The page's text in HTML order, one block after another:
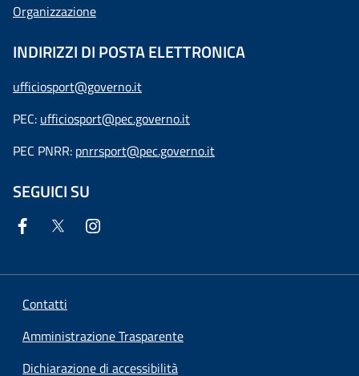
Organizzazione
INDIRIZZI DI POSTA ELETTRONICA
ufficiosport@governo.it
PEC: ufficiosport@pec.governo.it
PEC PNRR: pnrrsport@pec.governo.it
SEGUICI SU
Contatti
Amministrazione Trasparente
Dichiarazione di accessibilità